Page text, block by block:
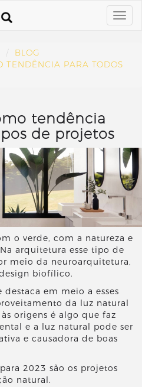
BLOG
TENDÊNCIA PARA TODOS
tendência
de projetos
o verde, com a natureza e
arquitetura esse tipo de
meio da neuroarquitetura,
biofílico.
em meio a esses
da luz natural
origens é algo que faz
e a luz natural pode ser
e causadora de boas
2023 são os projetos
natural.